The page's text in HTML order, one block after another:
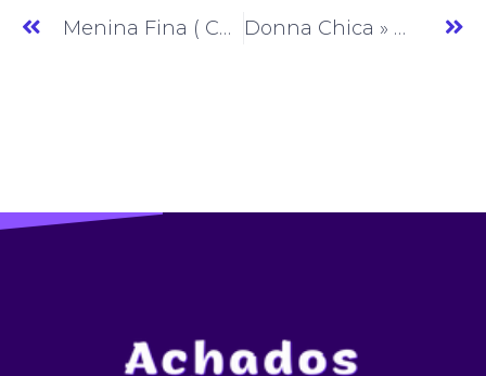
Menina Fina ( Casual) » Moda Feminina » SP » (#AM577) Donna Chica » Moda Feminina » SP » (#AM579)